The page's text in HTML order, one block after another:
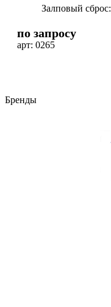
Залповый сброс:
по запросу
арт: 0265
Бренды